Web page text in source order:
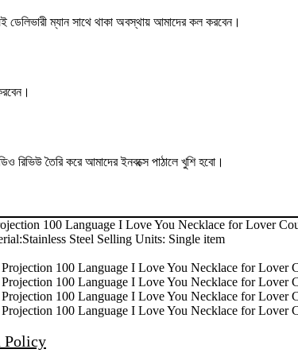
ডেলিভারী ম্যান সাথে থাকা অবস্থায় আমাদের কল করবেন।
রিভিউ তৈরি করে আমাদের ইনবক্সে পাঠালে খুশি হবো।
100 Language I Love You Necklace for Lover
Steel Selling Units: Single item
Policy